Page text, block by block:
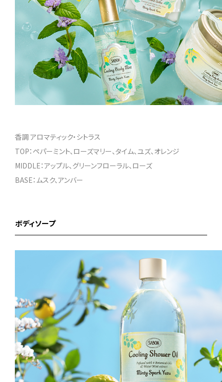
香調 アロマティック・シトラス
TOP：ペパーミント、ローズマリー、タイム、ユズ、オレンジ
MIDDLE：アップル、グリーンフローラル、ローズ
BASE：ムスク、アンバー
ボディソープ